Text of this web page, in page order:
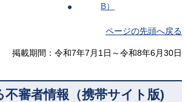
B）
ページの先頭へ戻る
掲載期間：令和7年7月1日～令和8年6月30日
不審者情報（携帯サイト版)